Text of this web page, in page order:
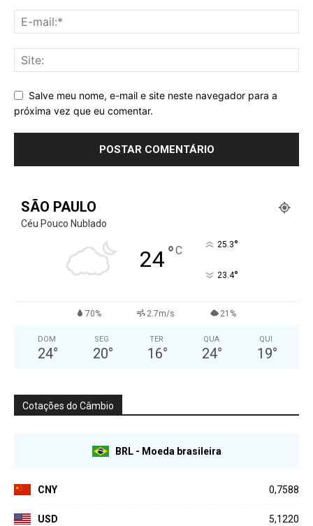
Salve meu nome, e-mail e site neste navegador para a
próxima vez que eu comentar.
SÃO PAULO
Céu Pouco Nublado
24°C 25.3°
23.4°
70% 2.7m/s 21%
DOM
24°
SEG
20°
TER
16°
QUA
24°
QUI
19°
Cotações do Câmbio
BRL - Moeda brasileira
CNY 0,7588
USD 5,1220